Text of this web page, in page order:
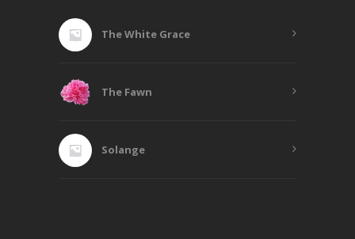
The White Grace
The Fawn
Solange